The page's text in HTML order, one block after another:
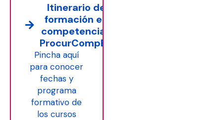
Itinerario de
formación en
competencias
ProcurCompEU
Pincha aquí
para conocer
fechas y
programa
formativo de
los cursos